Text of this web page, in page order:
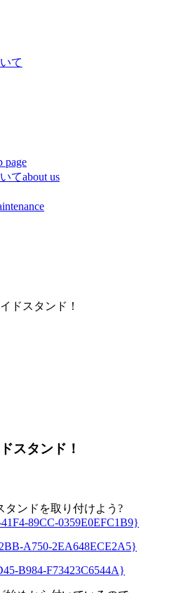
て
page
てabout us
ドスタンド！
スタンド！
タンドを取り付けよう?